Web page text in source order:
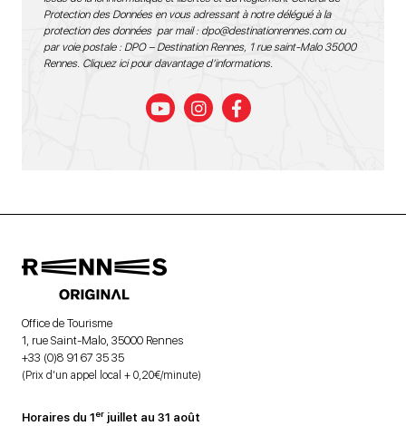
Protection des Données en vous adressant à notre délégué à la
protection des données par mail : dpo@destinationrennes.comou
par voie postale : DPO – Destination Rennes, 1 rue saint-Malo 35000
Rennes. Cliquez ici pour davantage d’informations.
Office de Tourisme
1, rue Saint-Malo, 35000 Rennes
+33 (0)8 91 67 35 35
(Prix d’un appel local + 0,20€/minute)
Horaires du 1er juillet au 31 août